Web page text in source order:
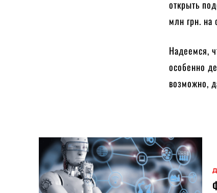
открыть
млн грн. на
Надеемся,
особенно
возможно,